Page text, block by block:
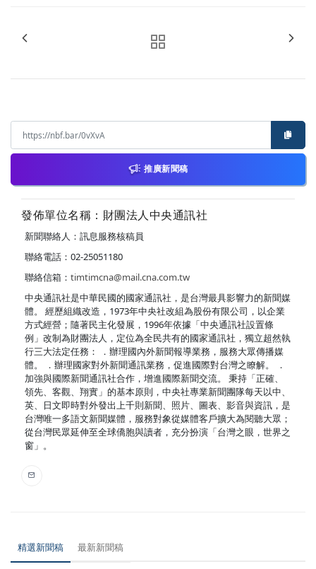
推廣新聞稿
發佈單位名稱：財團法人中央通訊社
新聞聯絡人：訊息服務核稿員
聯絡電話：02-25051180
聯絡信箱： timtimcna@mail.cna.com.tw
中央通訊社是中華民國的國家通訊社，是台灣最具影響力的新聞媒
體。 經歷組織改造，1973年中央社改組為股份有限公司，以企業
方式經營；隨著民主化發展，1996年依據「中央通訊社設置條
例」改制為財團法人，定位為全民共有的國家通訊社，獨立超然執
行三大法定任務： ．辦理國內外新聞報導業務，服務大眾傳播媒
體。 ．辦理國家對外新聞通訊業務，促進國際對台灣之瞭解。 ．
加強與國際新聞通訊社合作，增進國際新聞交流。 秉持「正確、
領先、客觀、翔實」的基本原則，中央社專業新聞團隊每天以中、
英、日文即時對外發出上千則新聞、照片、圖表、影音與資訊，是
台灣唯一多語文新聞媒體，服務對象從媒體客戶擴大為閱聽大眾；
從台灣民眾延伸至全球僑胞與讀者，充分扮演「台灣之眼，世界之
窗」。
精選新聞稿 最新新聞稿